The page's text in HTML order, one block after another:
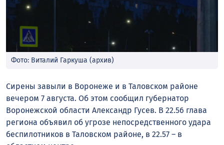
Фото: Виталий Гаркуша (архив)
Сирены завыли в Воронеже и в Таловском районе
вечером 7 августа. Об этом сообщил губернатор
Воронежской области Александр Гусев. В 22.56 глава
региона объявил об угрозе непосредственного удара
беспилотников в Таловском районе, в 22.57 – в